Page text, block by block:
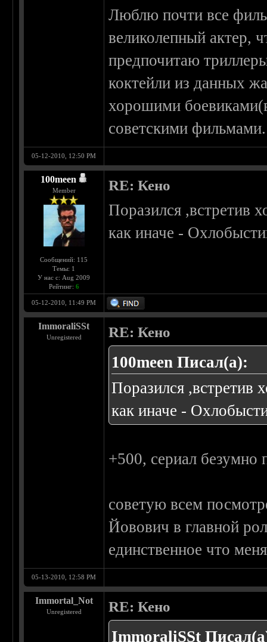
Люблю почти все
великолепный актер,
предпочитаю
коктейли из данных
хорошими
советскими фильмами.
05-12-2010, 12:50 PM
100meen
Member
Сообщений: 115
Темы: 1
У нас с: Aug 2009
Рейтинг: 6
RE: Кено
Поразился ,встретив
как иначе -
05-12-2010, 11:49 PM
ImmoraliSSt
Unregistered RE: Кено
100meen Писал(а):
Поразился ,встретив
как иначе -
+500, сериал безумно
советую всем
Йовович в главной
единственное что
05-13-2010, 12:58 PM
Immortal_Not
Unregistered RE: Кено
ImmoraliSSt